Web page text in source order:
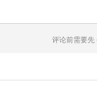
评论前需要先